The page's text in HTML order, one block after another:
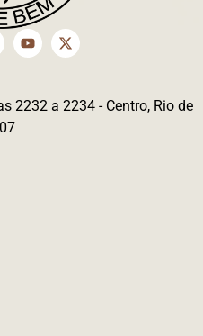
2232 a 2234 - Centro, Rio de